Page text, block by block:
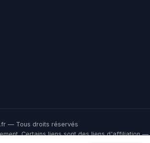
— Tous droits réservés
Certains liens sont des liens d'affiliation —